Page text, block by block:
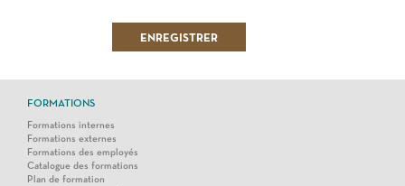
FORMATIONS
Formations internes
Formations externes
Formations des employés
Catalogue des formations
Plan de formation